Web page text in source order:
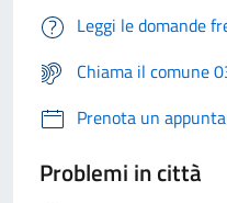
Leggi le domande
Chiama il comune
Prenota un
Problemi in città